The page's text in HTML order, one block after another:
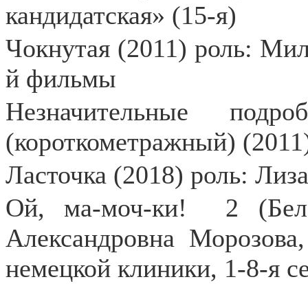
кандидатская» (15-я)
Чокнутая (2011) роль:
й фильмы
Незначительные
(короткометражный)
Ласточка (2018) роль: Лиза
Ой, ма-моч-ки!
2
Александровна
немецкой клиники, 1-8-я